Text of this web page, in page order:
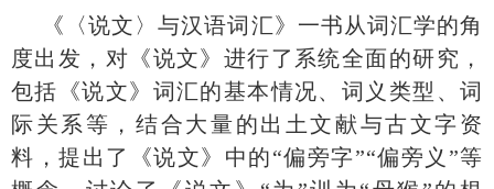
《〈说文〉与汉语词汇》一书从词汇学的角
度出发，对《说文》进行了系统全面的研究，
包括《说文》词汇的基本情况、词义类型、词
际关系等，结合大量的出土文献与古文字资
料，提出了《说文》中的“偏旁字”“偏旁义”等